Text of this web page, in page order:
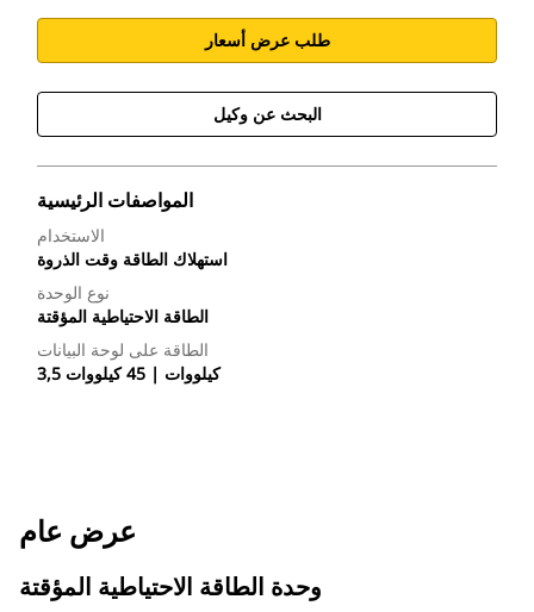
طلب عرض أسعار
البحث عن وكيل
المواصفات الرئيسية
الاستخدام
استهلاك الطاقة وقت الذروة
نوع الوحدة
الطاقة الاحتياطية المؤقتة
الطاقة على لوحة البيانات
3,5 كيلووات | 45 كيلووات
عرض عام
وحدة الطاقة الاحتياطية المؤقتة